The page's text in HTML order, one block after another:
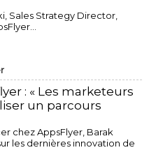
Sales Strategy Director,
: « Les marketeurs
un parcours
chez AppsFlyer, ​Barak
les dernières innovation de